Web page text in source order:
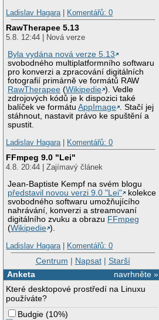
Ladislav Hagara | Komentářů: 0
RawTherapee 5.13
5.8. 12:44 | Nová verze
Byla vydána nová verze 5.13
svobodného multiplatformního softwaru
pro konverzi a zpracování digitálních
fotografií primárně ve formátů RAW
RawTherapee (Wikipedie ). Vedle
zdrojových kódů je k dispozici také
balíček ve formátuAppImage
. Stačí jej
stáhnout, nastavit právo ke spuštění a
spustit.
Ladislav Hagara | Komentářů: 0
FFmpeg 9.0 "Lei"
4.8. 20:44 | Zajímavý článek
Jean-Baptiste Kempf na svém blogu
představil novou verzi 9.0 "Lei"
kolekce
svobodného softwaru umožňujícího
nahrávání, konverzi a streamovaní
digitálního zvuku a obrazu FFmpeg
(Wikipedie ).
Ladislav Hagara | Komentářů: 0
Centrum | Napsat| Starší
navrhněte »
Anketa
Které desktopové prostředí na Linuxu
používáte?
Budgie (10%)